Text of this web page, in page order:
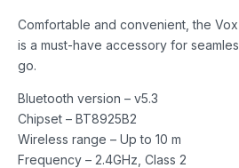
Comfortable and convenient, the
is a must-have accessory for
go.
Bluetooth version – v5.3
Chipset – BT8925B2
Wireless range – Up to 10 m
Frequency – 2.4GHz, Class 2